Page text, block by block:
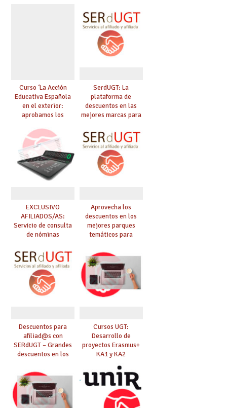
Curso ‘La Acción
Educativa Española
en el exterior:
aprobamos los
obtener plaza en el
exterior’
SerdUGT: La
plataforma de
descuentos en las
mejores marcas para
EXCLUSIVO
AFILIADOS/AS:
Servicio de consulta
de nóminas
Aprovecha los
descuentos en los
mejores parques
temáticos para
SERdUGT – (Puy Du
Fou, Disneyland
París, Port Aventura,
Warner…)
Descuentos para
afiliad@s con
SERdUGT – Grandes
descuentos en los
Cursos UGT:
Desarrollo de
proyectos Erasmus+
KA1 y KA2